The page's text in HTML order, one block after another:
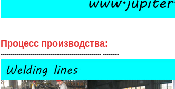
Процесс производства:
-------------------------------------------------- --------